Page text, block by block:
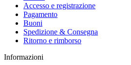
Accesso e registrazione
Pagamento
Buoni
Spedizione & Consegna
Ritorno e rimborso
Informazioni